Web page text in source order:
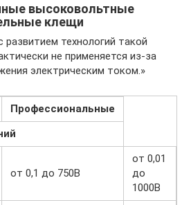
высоковольтные
клещи
технологий такой
не применяется из-за
электрическим током.»
Профессиональные
от 0,1 до 750В
от 0,01
до
1000В